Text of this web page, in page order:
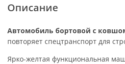
Описание
Автомобиль бортовой с
повторяет спецтранспорт для
Ярко-желтая функциональная